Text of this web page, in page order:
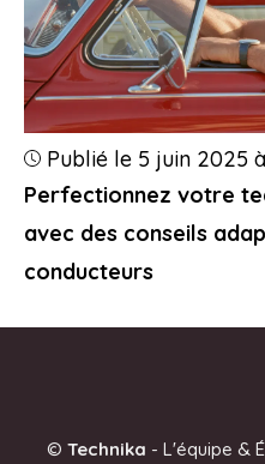
Perfectionnez votre
avec des conseils
conducteurs
Publié le 5 juin 2025
© Technika - L'équipe &